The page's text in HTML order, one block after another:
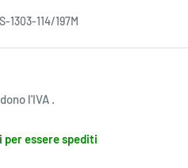
1303-114/197M
l'IVA .
per essere spediti